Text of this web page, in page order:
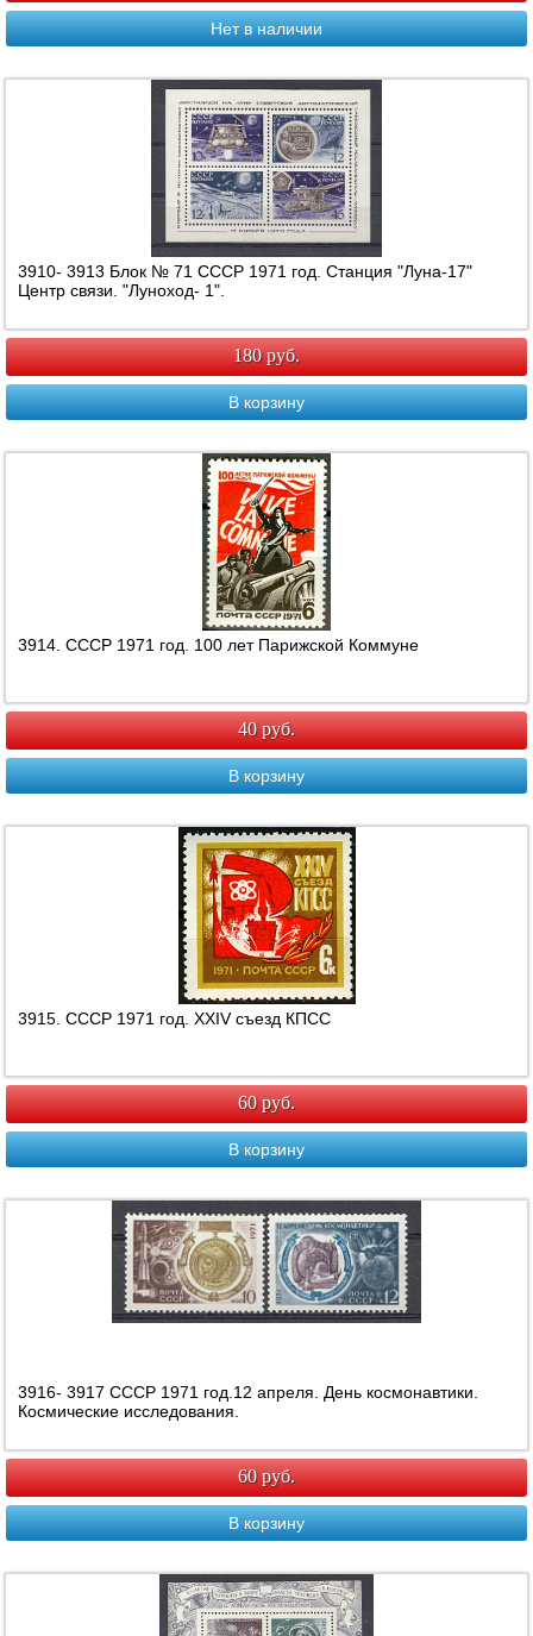
Нет в наличии
3910- 3913 Блок № 71 СССР 1971 год. Станция "Луна-17"
Центр связи. "Луноход- 1".
180 руб.
В корзину
3914. СССР 1971 год. 100 лет Парижской Коммуне
40 руб.
В корзину
3915. СССР 1971 год. ХХIV съезд КПСС
60 руб.
В корзину
3916- 3917 СССР 1971 год.12 апреля. День космонавтики.
Космические исследования.
60 руб.
В корзину